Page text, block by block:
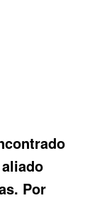
Por